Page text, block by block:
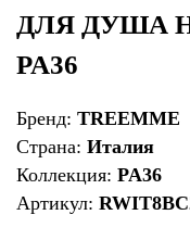
ДЛЯ ДУША
PA36
Бренд: TREEMME
Страна: Италия
Коллекция: PA36
Артикул: